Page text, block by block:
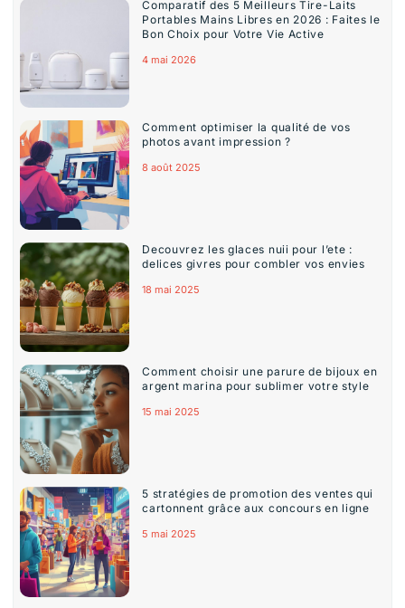
Comparatif des 5 Meilleurs Tire-Laits
Portables Mains Libres en 2026 : Faites le
Bon Choix pour Votre Vie Active
4 mai 2026
Comment optimiser la qualité de vos
photos avant impression ?
8 août 2025
Decouvrez les glaces nuii pour l’ete :
delices givres pour combler vos envies
18 mai 2025
Comment choisir une parure de bijoux en
argent marina pour sublimer votre style
15 mai 2025
5 stratégies de promotion des ventes qui
cartonnent grâce aux concours en ligne
5 mai 2025